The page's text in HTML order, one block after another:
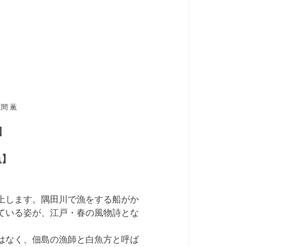
薫
します。隅田川で漁をする船がか
いる姿が、江戸・春の風物詩とな
なく、佃島の漁師と白魚方と呼ば